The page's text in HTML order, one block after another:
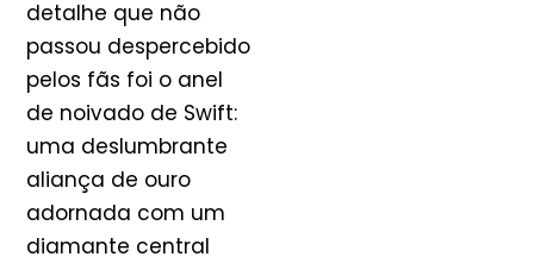
detalhe que não
passou despercebido
pelos fãs foi o anel
de noivado de Swift:
uma deslumbrante
aliança de ouro
adornada com um
diamante central